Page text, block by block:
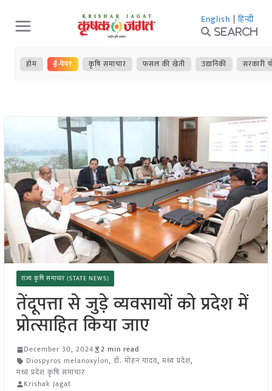
Skip
to
content
English | हिन्दी
Search
होम ई-पेपर कृषि समाचार फसल की खेती उद्यानिकी सरकारी
राज्य कृषि समाचार (STATE NEWS)
तेंदूपत्ता से जुड़े व्यवसायों को प्रदेश में
प्रोत्साहित किया जाए
December 30, 2024
2 min read
Diospyros melanoxylon, डॉ. मोहन यादव, मध्य प्रदेश,
मध्य प्रदेश कृषि समाचार
Krishak Jagat